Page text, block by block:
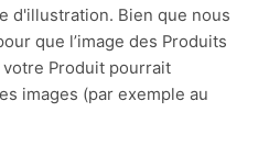
d'illustration. Bien que nous
que l’image des Produits
Produit pourrait
images (par exemple au